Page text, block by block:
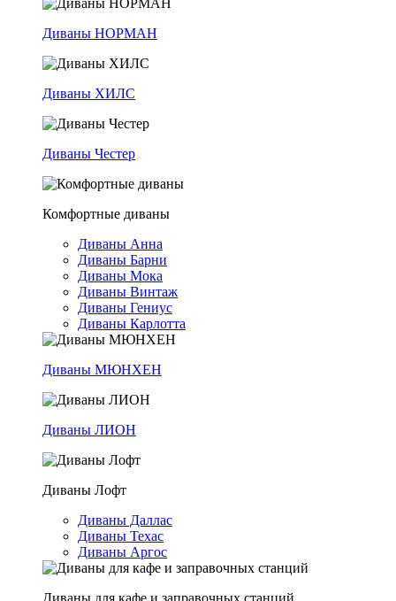
Диваны НОРМАН
Диваны ХИЛС
Диваны Честер
Комфортные диваны
Диваны Анна
Диваны Барни
Диваны Мока
Диваны Винтаж
Диваны Гениус
Диваны Карлотта
Диваны МЮНХЕН
Диваны ЛИОН
Диваны Лофт
Диваны Даллас
Диваны Техас
Диваны Аргос
Диваны для кафе и заправочных станций